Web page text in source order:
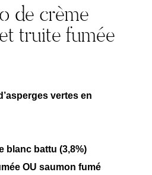
de crème
truite fumée
vertes en
blanc battu (3,8%)
OU saumon fumé